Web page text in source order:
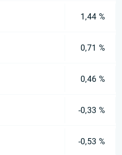
1,44 %
0,71 %
0,46 %
-0,33 %
-0,53 %